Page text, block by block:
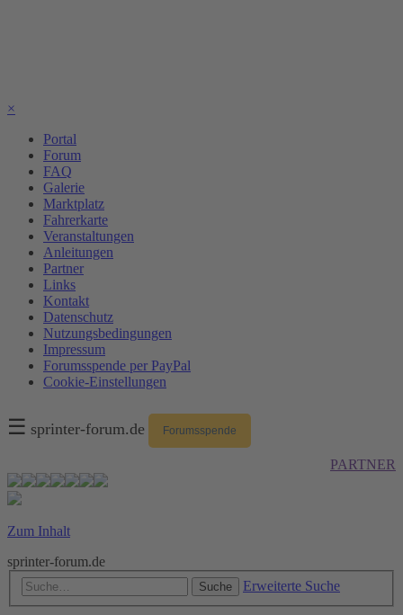
×
Portal
Forum
FAQ
Galerie
Marktplatz
Fahrerkarte
Veranstaltungen
Anleitungen
Partner
Links
Kontakt
Datenschutz
Nutzungsbedingungen
Impressum
Forumsspende per PayPal
Cookie-Einstellungen
☰ sprinter-forum.de Forumsspende
PARTNER
Zum Inhalt
sprinter-forum.de
Suche Erweiterte Suche